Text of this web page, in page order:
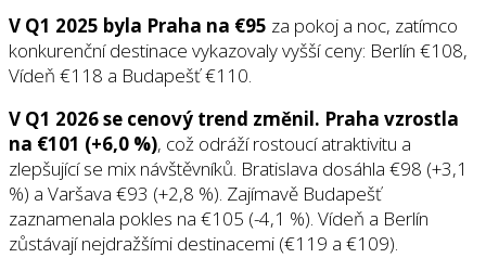
V Q1 2025 byla Praha na €95 za pokoj a noc, zatímco
konkurenční destinace vykazovaly vyšší ceny: Berlín €108,
Vídeň €118 a Budapešť €110.
V Q1 2026 se cenový trend změnil. Praha vzrostla
na €101 (+6,0 %), což odráží rostoucí atraktivitu a
zlepšující se mix návštěvníků. Bratislava dosáhla €98 (+3,1
%) a Varšava €93 (+2,8 %). Zajímavě Budapešť
zaznamenala pokles na €105 (-4,1 %). Vídeň a Berlín
zůstávají nejdražšími destinacemi (€119 a €109).